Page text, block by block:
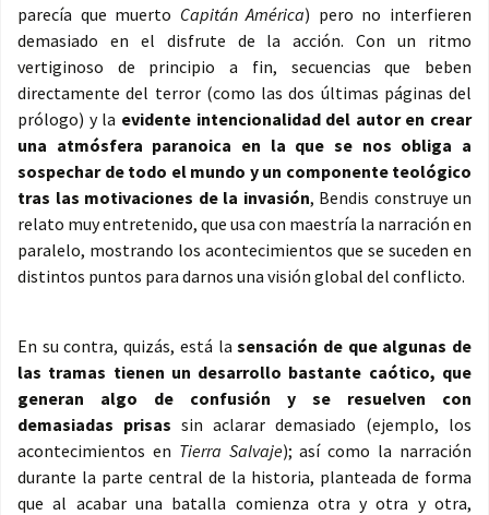
parecía que muerto Capitán América) pero no interfieren
demasiado en el disfrute de la acción. Con un ritmo
vertiginoso de principio a fin, secuencias que beben
directamente del terror (como las dos últimas páginas del
prólogo) y la evidente intencionalidad del autor en crear
una atmósfera paranoica en la que se nos obliga a
sospechar de todo el mundo y un componente teológico
tras las motivaciones de la invasión, Bendis construye un
relato muy entretenido, que usa con maestría la narración en
paralelo, mostrando los acontecimientos que se suceden en
distintos puntos para darnos una visión global del conflicto.
En su contra, quizás, está lasensación de que algunas de
las tramas tienen un desarrollo bastante caótico, que
generan algo de confusión y se resuelven con
demasiadas prisas sin aclarar demasiado (ejemplo, los
acontecimientos en Tierra Salvaje); así como la narración
durante la parte central de la historia, planteada de forma
que al acabar una batalla comienza otra y otra y otra,